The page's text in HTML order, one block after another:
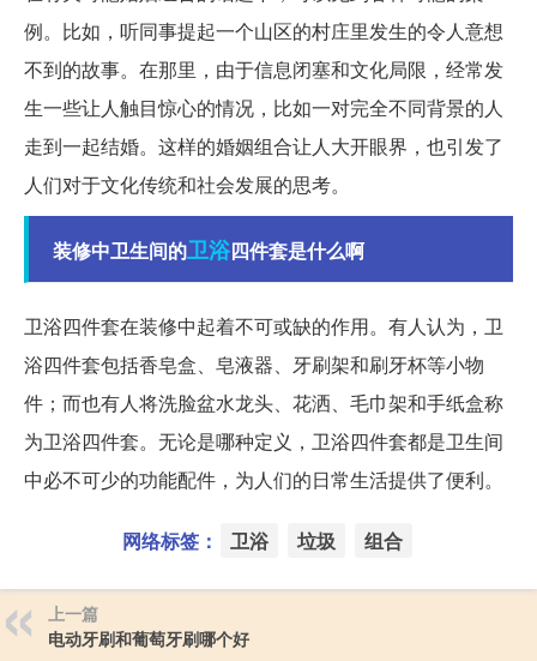
例。比如，听同事提起一个山区的村庄里发生的令人意想
不到的故事。在那里，由于信息闭塞和文化局限，经常发
生一些让人触目惊心的情况，比如一对完全不同背景的人
走到一起结婚。这样的婚姻组合让人大开眼界，也引发了
人们对于文化传统和社会发展的思考。
装修中卫生间的卫浴四件套是什么啊
卫浴四件套在装修中起着不可或缺的作用。有人认为，卫
浴四件套包括香皂盒、皂液器、牙刷架和刷牙杯等小物
件；而也有人将洗脸盆水龙头、花洒、毛巾架和手纸盒称
为卫浴四件套。无论是哪种定义，卫浴四件套都是卫生间
中必不可少的功能配件，为人们的日常生活提供了便利。
网络标签： 卫浴 垃圾 组合
上一篇
电动牙刷和葡萄牙刷哪个好